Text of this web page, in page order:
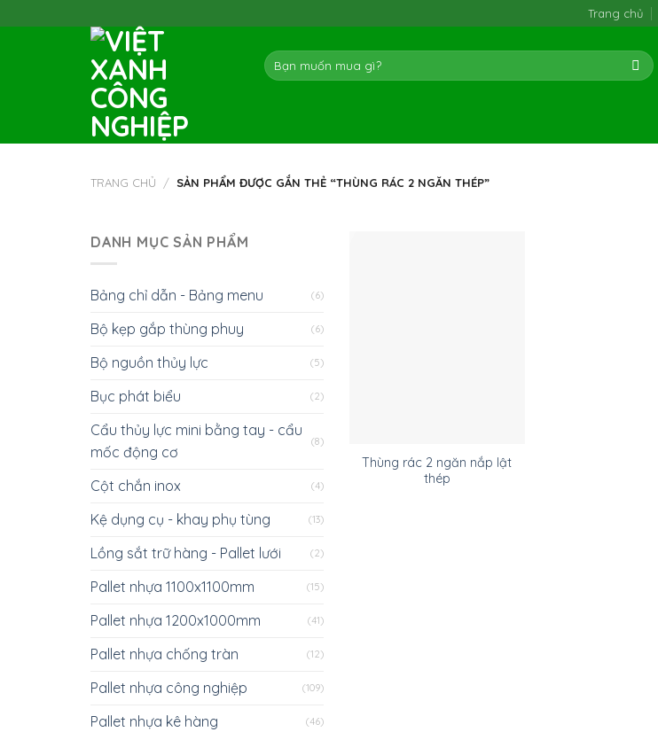
Trang chủ
Tìm
kiếm:
TRANG CHỦ / SẢN PHẨM ĐƯỢC GẮN THẺ “THÙNG RÁC 2 NGĂN THÉP”
DANH MỤC SẢN PHẨM
Bảng chỉ dẫn - Bảng menu (6)
Bộ kẹp gắp thùng phuy (6)
Bộ nguồn thủy lực (5)
Bục phát biểu (2)
Cẩu thủy lực mini bằng tay - cẩu
mốc động cơ
(8)
Cột chắn inox (4)
Kệ dụng cụ - khay phụ tùng (13)
Lồng sắt trữ hàng - Pallet lưới (2)
Pallet nhựa 1100x1100mm (15)
Pallet nhựa 1200x1000mm (41)
Pallet nhựa chống tràn (12)
Pallet nhựa công nghiệp (109)
Pallet nhựa kê hàng (46)
Thùng rác 2 ngăn nắp lật
thép